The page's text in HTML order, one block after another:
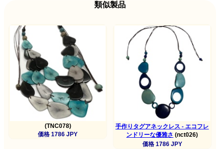
類似製品
(TNC078)
価格 1786 JPY
手作りタグアネックレス - エコフレ
ンドリーな優雅さ (nct026)
価格 1786 JPY